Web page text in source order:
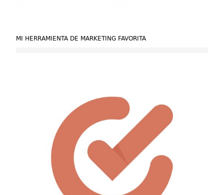
MI HERRAMIENTA DE MARKETING FAVORITA